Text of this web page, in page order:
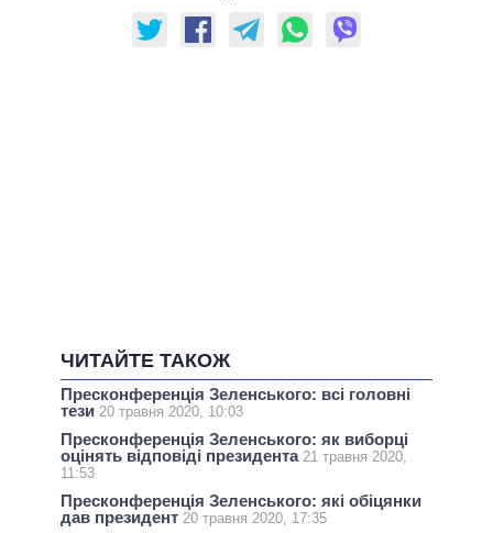
ЧИТАЙТЕ ТАКОЖ
Пресконференція Зеленського: всі головні
тези 20 травня 2020, 10:03
Пресконференція Зеленського: як виборці
оцінять відповіді президента 21 травня 2020,
11:53
Пресконференція Зеленського: які обіцянки
дав президент 20 травня 2020, 17:35